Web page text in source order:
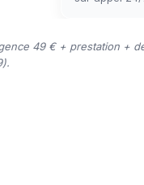
49 € + prestation +